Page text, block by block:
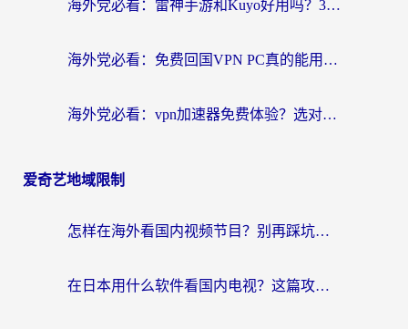
海外党必看：雷神手游和Kuyo好用吗？3款回国加速器实测+避坑指南
海外党必看：免费回国VPN PC真的能用？附国内高速VPN选择全攻略
海外党必看：vpn加速器免费体验？选对回国加速器才能无缝刷国内剧玩国服
爱奇艺地域限制
怎样在海外看国内视频节目？别再踩坑！留学生和海外华人的专属解决方案
在日本用什么软件看国内电视？这篇攻略帮你告别地域限制